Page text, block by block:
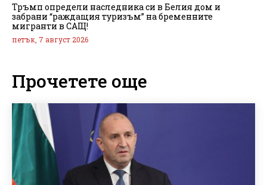
Тръмп определи наследника си в Белия дом и
забрани “раждащия туризъм” на бременните
мигранти в САЩ!
петък, 7 август 2026
Прочетете още